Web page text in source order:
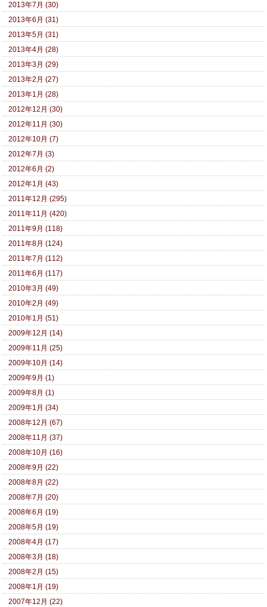
2013年7月 (30)
2013年6月 (31)
2013年5月 (31)
2013年4月 (28)
2013年3月 (29)
2013年2月 (27)
2013年1月 (28)
2012年12月 (30)
2012年11月 (30)
2012年10月 (7)
2012年7月 (3)
2012年6月 (2)
2012年1月 (43)
2011年12月 (295)
2011年11月 (420)
2011年9月 (118)
2011年8月 (124)
2011年7月 (112)
2011年6月 (117)
2010年3月 (49)
2010年2月 (49)
2010年1月 (51)
2009年12月 (14)
2009年11月 (25)
2009年10月 (14)
2009年9月 (1)
2009年8月 (1)
2009年1月 (34)
2008年12月 (67)
2008年11月 (37)
2008年10月 (16)
2008年9月 (22)
2008年8月 (22)
2008年7月 (20)
2008年6月 (19)
2008年5月 (19)
2008年4月 (17)
2008年3月 (18)
2008年2月 (15)
2008年1月 (19)
2007年12月 (22)